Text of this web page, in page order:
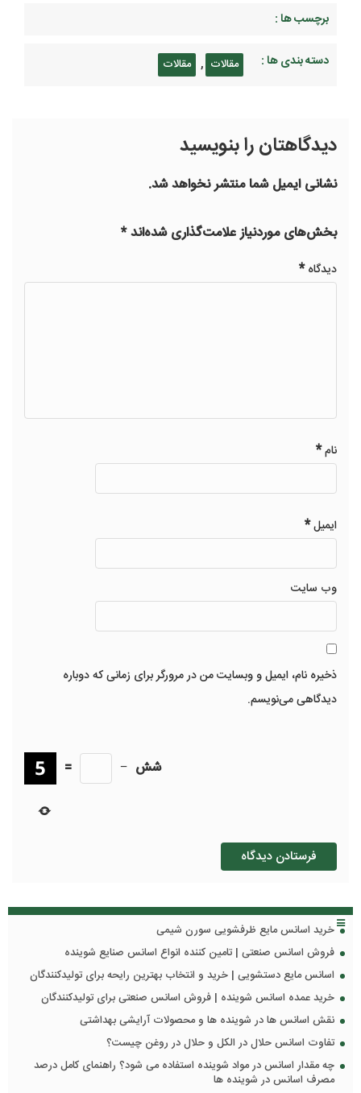
برچسب ها :
دسته بندی ها : مقالات , مقالات
دیدگاهتان را بنویسید
نشانی ایمیل شما منتشر نخواهد شد.
بخش‌های موردنیاز علامت‌گذاری شده‌اند*
دیدگاه*
نام*
ایمیل*
وب‌ سایت
ذخیره نام، ایمیل و وبسایت من در مرورگر برای زمانی که دوباره
دیدگاهی می‌نویسم.
شش −
=
خرید اسانس مایع ظرفشویی سورن شیمی
فروش اسانس صنعتی | تامین کننده انواع اسانس صنایع شوینده
اسانس مایع دستشویی | خرید و انتخاب بهترین رایحه برای تولیدکنندگان
خرید عمده اسانس شوینده | فروش اسانس صنعتی برای تولیدکنندگان
نقش اسانس ها در شوینده ها و محصولات آرایشی بهداشتی
تفاوت اسانس حلال در الکل و حلال در روغن چیست؟
چه مقدار اسانس در مواد شوینده استفاده می شود؟ راهنمای کامل درصد
مصرف اسانس در شوینده ها